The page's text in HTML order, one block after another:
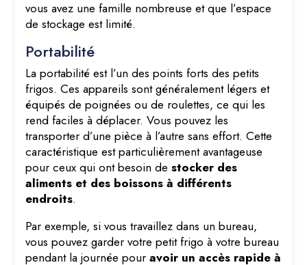
vous avez une famille nombreuse et que l’espace
de stockage est limité.
Portabilité
La portabilité est l’un des points forts des petits
frigos. Ces appareils sont généralement légers et
équipés de poignées ou de roulettes, ce qui les
rend faciles à déplacer. Vous pouvez les
transporter d’une pièce à l’autre sans effort. Cette
caractéristique est particulièrement avantageuse
pour ceux qui ont besoin destocker des
aliments et des boissons à différents
endroits.
Par exemple, si vous travaillez dans un bureau,
vous pouvez garder votre petit frigo à votre bureau
pendant la journée pouravoir un accès rapide à